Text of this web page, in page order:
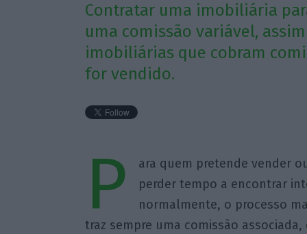
Contratar uma imobiliária
uma comissão variável,
imobiliárias que cobram
for vendido.
P
ara quem pretende vender
perder tempo a encontrar
normalmente, o processo
traz sempre uma comissão associada,